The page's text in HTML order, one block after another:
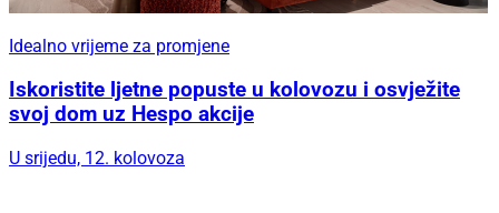
Idealno vrijeme za promjene
Iskoristite ljetne popuste u kolovozu i osvježite
svoj dom uz Hespo akcije
U srijedu, 12. kolovoza